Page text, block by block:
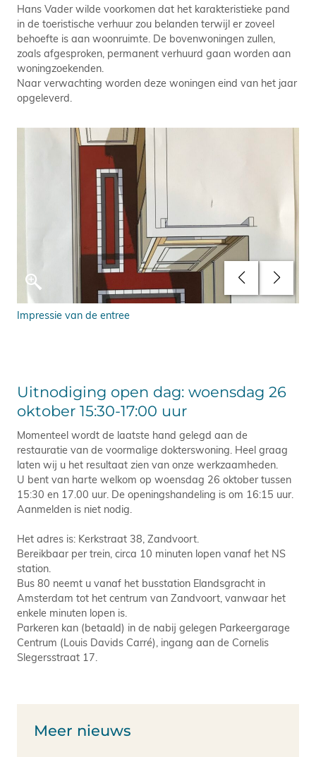
Hans Vader wilde voorkomen dat het karakteristieke pand
in de toeristische verhuur zou belanden terwijl er zoveel
behoefte is aan woonruimte. De bovenwoningen zullen,
zoals afgesproken, permanent verhuurd gaan worden aan
woningzoekenden.
Naar verwachting worden deze woningen eind van het jaar
opgeleverd.
Impressie van de entree
Uitnodiging open dag: woensdag 26
oktober 15:30-17:00 uur
Momenteel wordt de laatste hand gelegd aan de
restauratie van de voormalige dokterswoning. Heel graag
laten wij u het resultaat zien van onze werkzaamheden.
U bent van harte welkom op woensdag 26 oktober tussen
15:30 en 17.00 uur. De openingshandeling is om 16:15 uur.
Aanmelden is niet nodig.
Het adres is: Kerkstraat 38, Zandvoort.
Bereikbaar per trein, circa 10 minuten lopen vanaf het NS
station.
Bus 80 neemt u vanaf het busstation Elandsgracht in
Amsterdam tot het centrum van Zandvoort, vanwaar het
enkele minuten lopen is.
Parkeren kan (betaald) in de nabij gelegen Parkeergarage
Centrum (Louis Davids Carré), ingang aan de Cornelis
Slegersstraat 17.
Meer nieuws